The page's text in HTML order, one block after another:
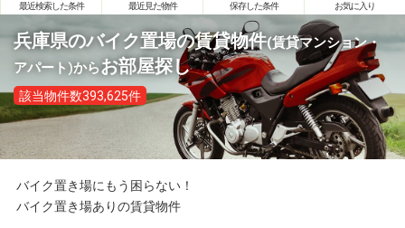
最近検索した条件 最近見た物件 保存した条件 お気に入り
兵庫県のバイク置場の賃貸物件(賃貸マンション・
アパート)からお部屋探し
該当物件数393,625件
バイク置き場にもう困らない！
バイク置き場ありの賃貸物件